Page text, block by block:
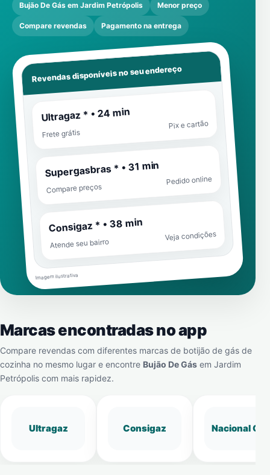
Bujão De Gás em Jardim Petrópolis Menor preço
Compare revendas Pagamento na entrega
Revendas disponíveis no seu endereço
Ultragaz * • 24 min
Frete grátis
Pix e cartão
Supergasbras * • 31 min
Compare preços
Pedido online
Consigaz * • 38 min
Atende seu bairro
Veja condições
Imagem ilustrativa
Marcas encontradas no app
Compare revendas com diferentes marcas de botijão de gás de
cozinha no mesmo lugar e encontre Bujão De Gás em Jardim
Petrópolis com mais rapidez.
Ultragaz Consigaz Nacional Gás